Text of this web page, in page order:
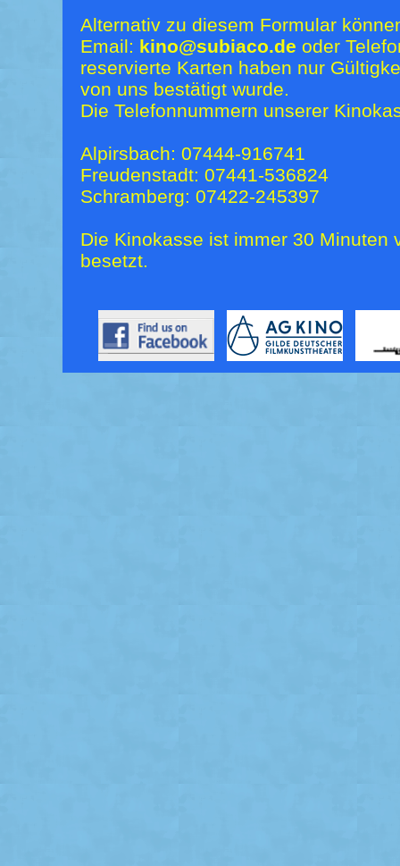
Alternativ zu diesem Formular
Email: kino@subiaco.de oder
reservierte Karten haben nur
von uns bestätigt wurde.
Die Telefonnummern unserer
Alpirsbach: 07444-916741
Freudenstadt: 07441-536824
Schramberg: 07422-245397
Die Kinokasse ist immer 30 Minuten
besetzt.